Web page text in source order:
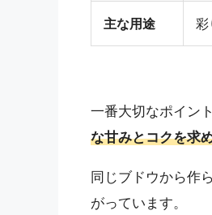
主な用途 彩
一番大切なポイント
な甘みとコクを求
同じブドウから作
がっています。